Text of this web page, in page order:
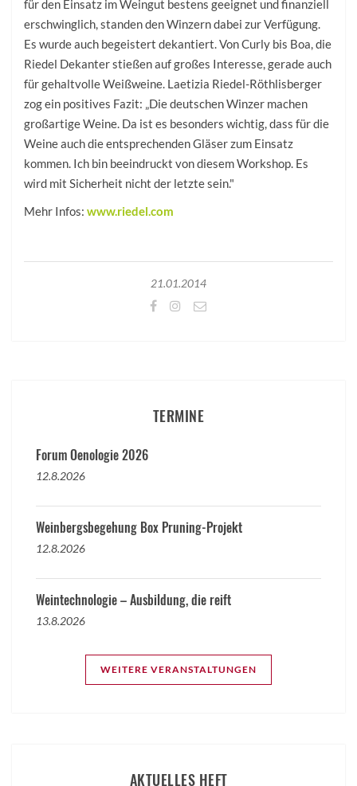
für den Einsatz im Weingut bestens geeignet und finanziell
erschwinglich, standen den Winzern dabei zur Verfügung.
Es wurde auch begeistert dekantiert. Von Curly bis Boa, die
Riedel Dekanter stießen auf großes Interesse, gerade auch
für gehaltvolle Weißweine. Laetizia Riedel-Röthlisberger
zog ein positives Fazit: „Die deutschen Winzer machen
großartige Weine. Da ist es besonders wichtig, dass für die
Weine auch die entsprechenden Gläser zum Einsatz
kommen. Ich bin beeindruckt von diesem Workshop. Es
wird mit Sicherheit nicht der letzte sein."
Mehr Infos: www.riedel.com
21.01.2014
TERMINE
Forum Oenologie 2026
12.8.2026
Weinbergsbegehung Box Pruning-Projekt
12.8.2026
Weintechnologie – Ausbildung, die reift
13.8.2026
WEITERE VERANSTALTUNGEN
AKTUELLES HEFT